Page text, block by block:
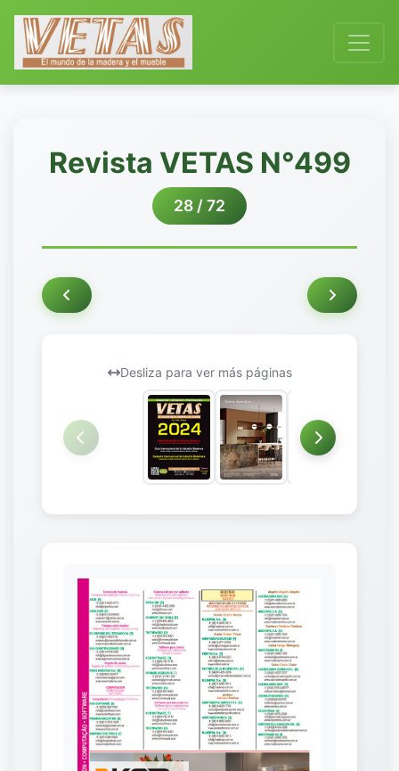
Revista VETAS N°499
28 / 72
Desliza para ver más páginas